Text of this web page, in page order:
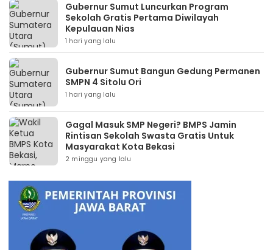
Gubernur Sumut Luncurkan Program
Sekolah Gratis Pertama Diwilayah
Kepulauan Nias
1 hari yang lalu
Gubernur Sumut Bangun Gedung Permanen
SMPN 4 Sitolu Ori
1 hari yang lalu
Gagal Masuk SMP Negeri? BMPS Jamin
Rintisan Sekolah Swasta Gratis Untuk
Masyarakat Kota Bekasi
2 minggu yang lalu